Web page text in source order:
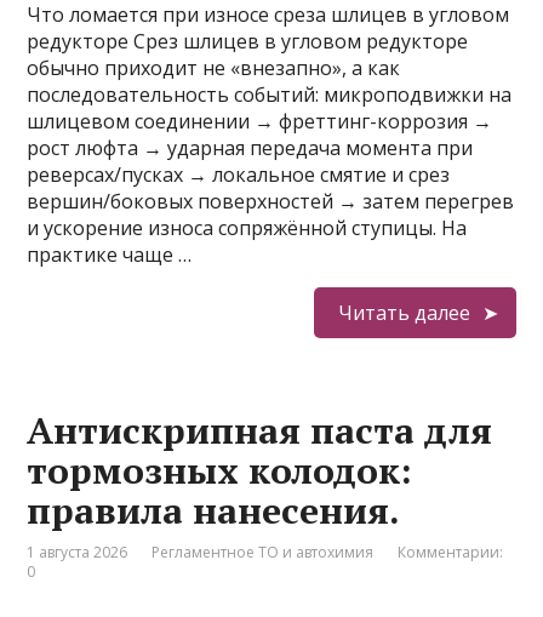
Что ломается при износе среза шлицев в угловом
редукторе Срез шлицев в угловом редукторе
обычно приходит не «внезапно», а как
последовательность событий: микроподвижки на
шлицевом соединении → фреттинг-коррозия →
рост люфта → ударная передача момента при
реверсах/пусках → локальное смятие и срез
вершин/боковых поверхностей → затем перегрев
и ускорение износа сопряжённой ступицы. На
практике чаще …
Читать далее
Антискрипная паста для
тормозных колодок:
правила нанесения.
1 августа 2026 Регламентное ТО и автохимия
Комментарии:
0